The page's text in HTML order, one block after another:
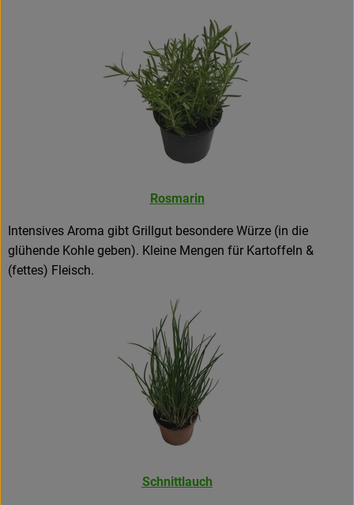
Rosmarin
Intensives Aroma gibt Grillgut besondere Würze (in die
glühende Kohle geben). Kleine Mengen für Kartoffeln &
(fettes) Fleisch.
Schnittlauch